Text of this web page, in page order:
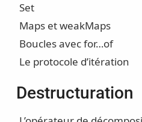
Set
Maps et weakMaps
Boucles avec for…of
Le protocole d’itération
Destructuration